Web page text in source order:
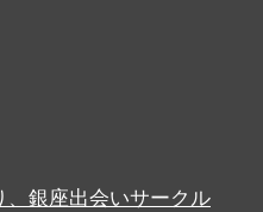
銀座出会いサークル